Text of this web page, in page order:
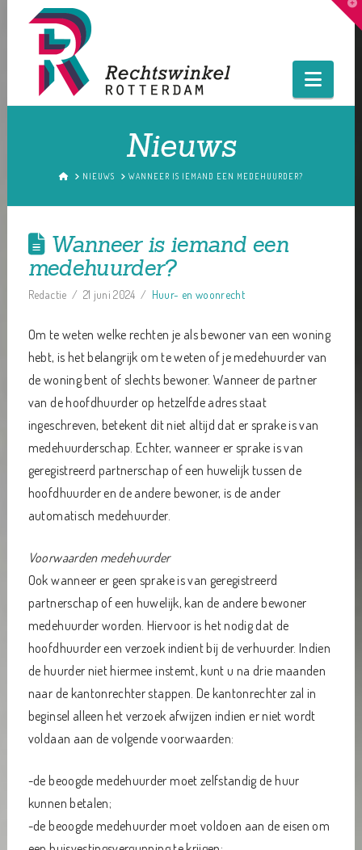
Nieuws
HOMENIEUWS WANNEER IS IEMAND EEN MEDEHUURDER?
Wanneer is iemand een
medehuurder?
Redactie 21 juni 2024 Huur- en woonrecht
Om te weten welke rechten je als bewoner van een woning
hebt, is het belangrijk om te weten of je medehuurder van
de woning bent of slechts bewoner. Wanneer de partner
van de hoofdhuurder op hetzelfde adres staat
ingeschreven, betekent dit niet altijd dat er sprake is van
medehuurderschap. Echter, wanneer er sprake is van
geregistreerd partnerschap of een huwelijk tussen de
hoofdhuurder en de andere bewoner, is de ander
automatisch medehuurder.
Voorwaarden medehuurder
Ook wanneer er geen sprake is van geregistreerd
partnerschap of een huwelijk, kan de andere bewoner
medehuurder worden. Hiervoor is het nodig dat de
hoofdhuurder een verzoek indient bij de verhuurder. Indien
de huurder niet hiermee instemt, kunt u na drie maanden
naar de kantonrechter stappen. De kantonrechter zal in
beginsel alleen het verzoek afwijzen indien er niet wordt
voldaan aan de volgende voorwaarden:
-de beoogde medehuurder moet zelfstandig de huur
kunnen betalen;
-de beoogde medehuurder moet voldoen aan de eisen om